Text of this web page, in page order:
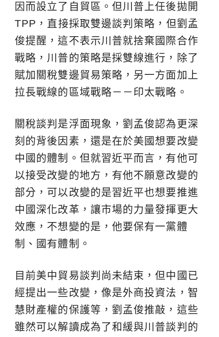
因而設立了自貿區。但川普上任後拋開
TPP，直接採取雙邊談判策略，但劉孟
俊提醒，這不表示川普就捨棄國際合作
戰略，川普的策略是採雙線進行，除了
賦加關稅雙邊貿易策略，另一方面加上
拉長戰線的區域戰略－－印太戰略。
關稅談判是浮面現象，劉孟俊認為更深
刻的背後因素，還是在於美國想要改變
中國的體制。但就習近平而言，有他可
以接受改變的地方，有他不願意改變的
部分，可以改變的是習近平也想要推進
中國深化改革，讓市場的力量發揮更大
效應，不想變的是，他要保有一黨體
制、國有體制。
目前美中貿易談判尚未結束，但中國已
經提出一些改變，像是外商投資法，智
慧財產權的保護等，劉孟俊推敲，這些
雖然可以解讀成為了和緩與川普談判的